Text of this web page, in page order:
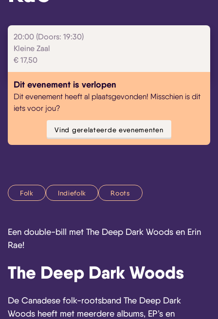
20:00 (Doors: 19:30)
Kleine Zaal
€ 17,50
Dit evenement is verlopen
Dit evenement heeft al plaatsgevonden! Misschien is dit
iets voor jou?
Vind gerelateerde evenementen
Folk Indiefolk Roots
Een double-bill met The Deep Dark Woods en Erin
Rae!
The Deep Dark Woods
De Canadese folk-rootsband The Deep Dark
Woods heeft met meerdere albums, EP’s en